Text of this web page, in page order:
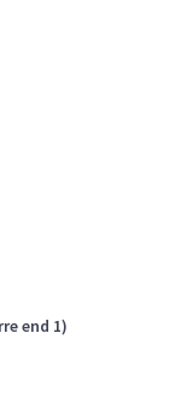
end 1)